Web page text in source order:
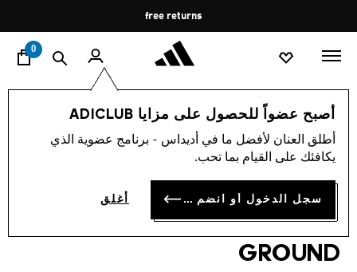
Pause
promotion
rotation
free returns
0
أصبح عضواً للحصول على مزايا ADICLUB
أطلق العنان لأفضل ما في أديداس - برنامج عضوية الذي
يكافئك على القيام بما تحب.
سجل الدخول أو انضم الآن أغلق
الرجال أحذية
-40%
4.7 (1546)
حذاء PREDATOR ELITE FOLD-
OVER TONGUE FIRM
GROUND